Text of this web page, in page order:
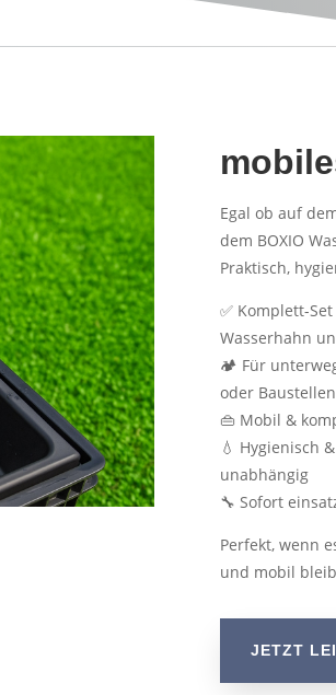
Egal ob auf
dem BOXIO
Praktisch,
✅ Komplett-
Wasserhahn
🏕 Für
oder Baustellen
👜 Mobil &
💧 Hygienisch
unabhängig
🔧 Sofort
Perfekt, wenn
und mobil
JETZT